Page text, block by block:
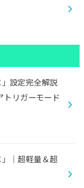
設定完全解説
トリガーモード
｜超軽量＆超